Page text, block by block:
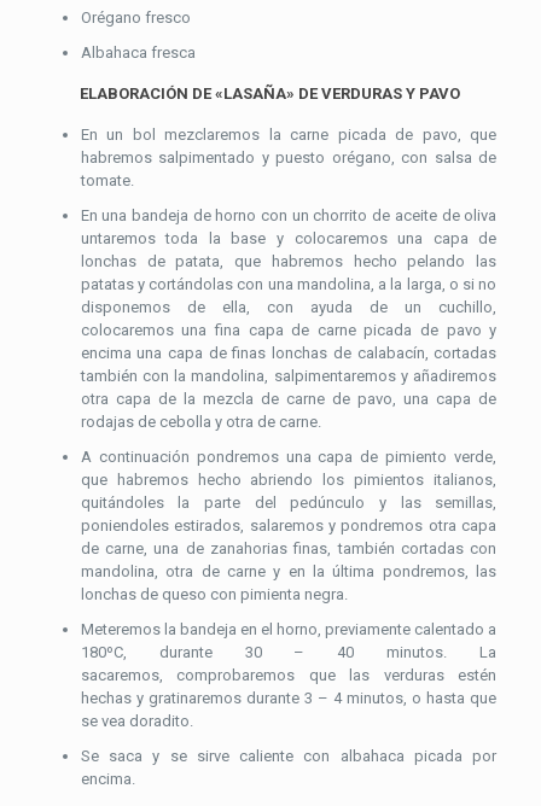
Orégano fresco
Albahaca fresca
ELABORACIÓN DE «LASAÑA» DE VERDURAS Y PAVO
En un bol mezclaremos la carne picada de pavo, que
habremos salpimentado y puesto orégano, con salsa de
tomate.
En una bandeja de horno con un chorrito de aceite de oliva
untaremos toda la base y colocaremos una capa de
lonchas de patata, que habremos hecho pelando las
patatas y cortándolas con una mandolina, a la larga, o si no
disponemos de ella, con ayuda de un cuchillo,
colocaremos una fina capa de carne picada de pavo y
encima una capa de finas lonchas de calabacín, cortadas
también con la mandolina, salpimentaremos y añadiremos
otra capa de la mezcla de carne de pavo, una capa de
rodajas de cebolla y otra de carne.
A continuación pondremos una capa de pimiento verde,
que habremos hecho abriendo los pimientos italianos,
quitándoles la parte del pedúnculo y las semillas,
poniendoles estirados, salaremos y pondremos otra capa
de carne, una de zanahorias finas, también cortadas con
mandolina, otra de carne y en la última pondremos, las
lonchas de queso con pimienta negra.
Meteremos la bandeja en el horno, previamente calentado a
180ºC, durante 30 – 40 minutos. La
sacaremos, comprobaremos que las verduras estén
hechas y gratinaremos durante 3 – 4 minutos, o hasta que
se vea doradito.
Se saca y se sirve caliente con albahaca picada por
encima.